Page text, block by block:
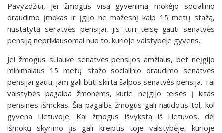
Pavyzdžiui, jei žmogus visą gyvenimą mokėjo socialinio
draudimo įmokas ir įgijo ne mažesnį kaip 15 metų stažą,
nustatytą senatvės pensijai, jis turi teisę gauti senatvės
pensiją nepriklausomai nuo to, kurioje valstybėje gyvens.
Jei žmogus sulaukė senatvės pensijos amžiaus, bet neįgijo
minimalaus 15 metų stažo socialinio draudimo senatvės
pensijai gauti, jam gali būti skirta šalpos senatvės pensija. Tai
valstybės pagalba žmonėms, kurie neįgijo teisės į kitas
pensines išmokas. Šia pagalba žmogus gali naudotis tol, kol
gyvena Lietuvoje. Kai žmogus išvyksta iš Lietuvos, dėl
išmokų skyrimo jis gali kreiptis toje valstybėje, kurioje